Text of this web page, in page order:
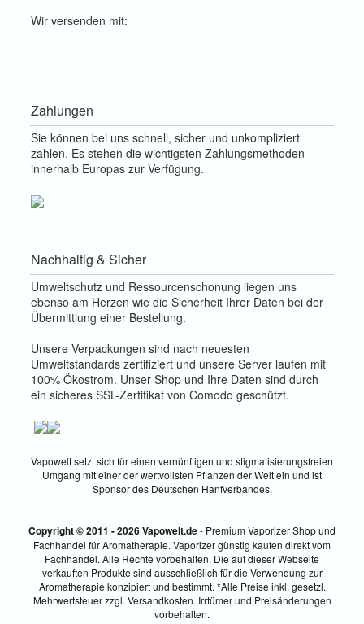
Wir versenden mit:
Zahlungen
Sie können bei uns schnell, sicher und unkompliziert
zahlen. Es stehen die wichtigsten Zahlungsmethoden
innerhalb Europas zur Verfügung.
Nachhaltig & Sicher
Umweltschutz und Ressourcenschonung liegen uns
ebenso am Herzen wie die Sicherheit Ihrer Daten bei der
Übermittlung einer Bestellung.
Unsere Verpackungen sind nach neuesten
Umweltstandards zertifiziert und unsere Server laufen mit
100% Ökostrom. Unser Shop und Ihre Daten sind durch
ein sicheres SSL-Zertifikat von Comodo geschützt.
Vapowelt setzt sich für einen vernünftigen und stigmatisierungsfreien
Umgang mit einer der wertvollsten Pflanzen der Welt ein und ist
Sponsor des Deutschen Hanfverbandes.
Copyright © 2011 - 2026 Vapowelt.de- Premium Vaporizer Shop und
Fachhandel für Aromatherapie. Vaporizer günstig kaufen direkt vom
Fachhandel. Alle Rechte vorbehalten. Die auf dieser Webseite
verkauften Produkte sind ausschließlich für die Verwendung zur
Aromatherapie konzipiert und bestimmt. *Alle Preise inkl. gesetzl.
Mehrwertsteuer zzgl. Versandkosten. Irrtümer und Preisänderungen
vorbehalten.